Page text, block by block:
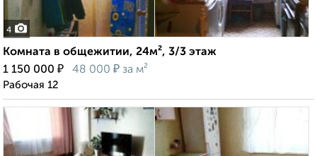
4
Комната в общежитии, 24м², 3/3 этаж
1 150 000 ₽ 48 000 ₽ за м²
Рабочая 12